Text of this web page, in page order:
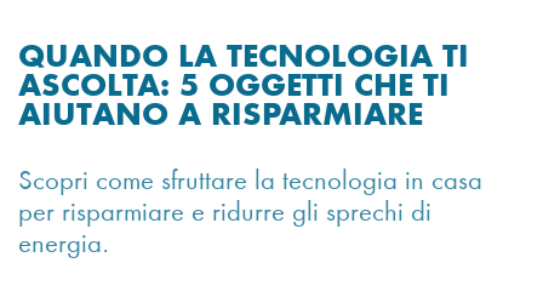
QUANDO LA TECNOLOGIA TI
ASCOLTA: 5 OGGETTI CHE TI
AIUTANO A RISPARMIARE
Scopri come sfruttare la tecnologia in casa
per risparmiare e ridurre gli sprechi di
energia.